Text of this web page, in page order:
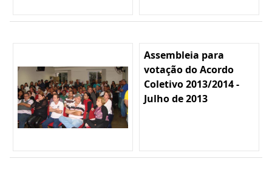
Assembleia para
votação do Acordo
Coletivo 2013/2014 -
Julho de 2013